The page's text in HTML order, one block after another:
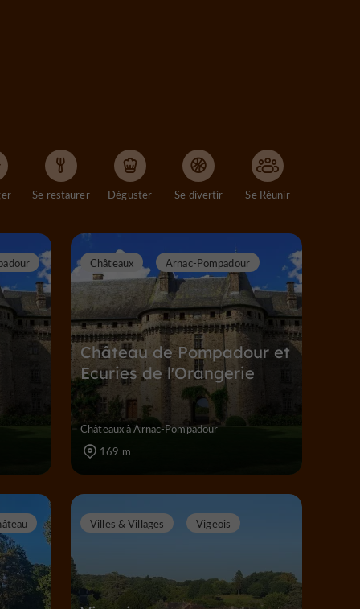
Se restaurer Déguster Se divertir Se Réunir
Château de Pompadour et
Ecuries de l'Orangerie
Châteaux Arnac-Pompadour
Châteaux à Arnac-Pompadour
169 m
Villes & Villages Vigeois